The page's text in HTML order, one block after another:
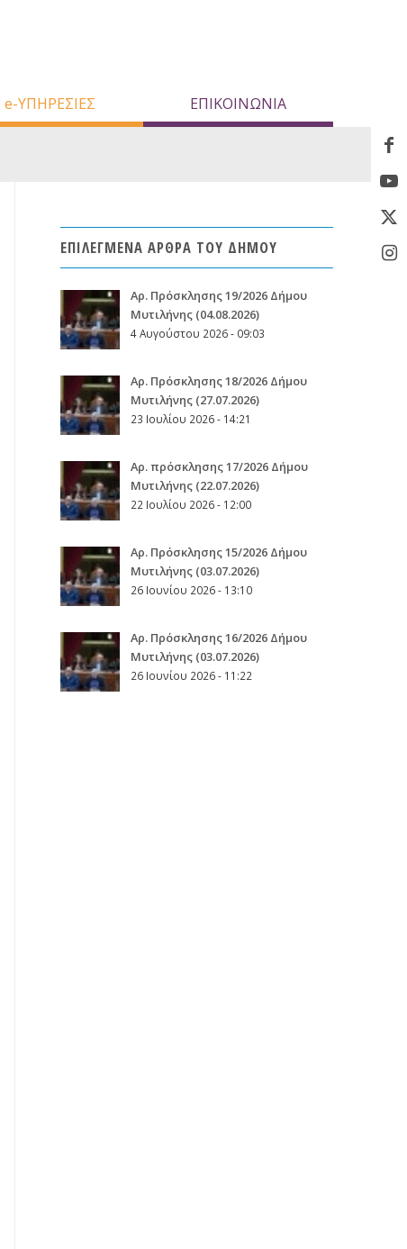
e-ΥΠΗΡΕΣΙΕΣ ΕΠΙΚΟΙΝΩΝΙΑ
ΕΠΙΛΕΓΜΕΝΑ ΑΡΘΡΑ ΤΟΥ ΔΗΜΟΥ
Aρ. Πρόσκλησης 19/2026 Δήμου
Μυτιλήνης (04.08.2026)
4 Αυγούστου 2026 - 09:03
Aρ. Πρόσκλησης 18/2026 Δήμου
Μυτιλήνης (27.07.2026)
23 Ιουλίου 2026 - 14:21
Αρ. πρόσκλησης 17/2026 Δήμου
Μυτιλήνης (22.07.2026)
22 Ιουλίου 2026 - 12:00
Aρ. Πρόσκλησης 15/2026 Δήμου
Μυτιλήνης (03.07.2026)
26 Ιουνίου 2026 - 13:10
Aρ. Πρόσκλησης 16/2026 Δήμου
Μυτιλήνης (03.07.2026)
26 Ιουνίου 2026 - 11:22